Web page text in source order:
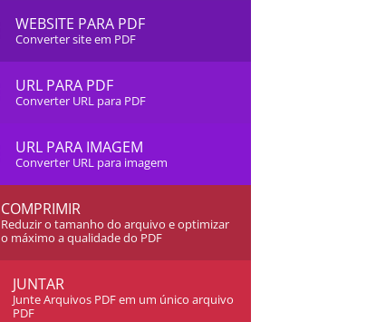
WEBSITE PARA PDF
Converter site em PDF
URL PARA PDF
Converter URL para PDF
URL PARA IMAGEM
Converter URL para imagem
COMPRIMIR
Reduzir o tamanho do arquivo e optimizar
o máximo a qualidade do PDF
JUNTAR
Junte Arquivos PDF em um único arquivo
PDF